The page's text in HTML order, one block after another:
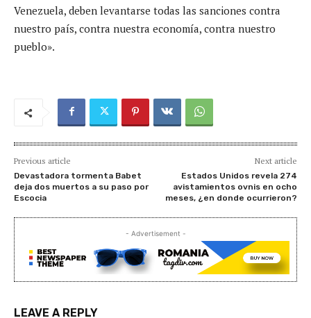
Venezuela, deben levantarse todas las sanciones contra
nuestro país, contra nuestra economía, contra nuestro
pueblo».
Previous article
Devastadora tormenta Babet
deja dos muertos a su paso por
Escocia
Next article
Estados Unidos revela 274
avistamientos ovnis en ocho
meses, ¿en donde ocurrieron?
- Advertisement -
LEAVE A REPLY